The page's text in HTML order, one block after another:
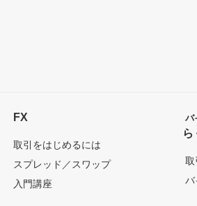
FX
取引をはじめるには
スプレッド／スワップ
入門講座
バ
ら
取
バ